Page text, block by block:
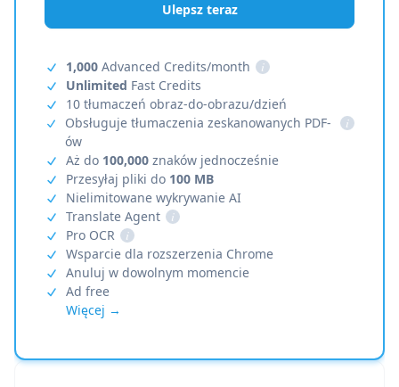
Ulepsz teraz
1,000 Advanced Credits/month
i
Unlimited Fast Credits
10 tłumaczeń obraz-do-obrazu/dzień
Obsługuje tłumaczenia zeskanowanych PDF-
ów
i
Aż do 100,000 znaków jednocześnie
Przesyłaj pliki do 100 MB
Nielimitowane wykrywanie AI
Translate Agent
i
Pro OCR
i
Wsparcie dla rozszerzenia Chrome
Anuluj w dowolnym momencie
Ad free
Więcej →